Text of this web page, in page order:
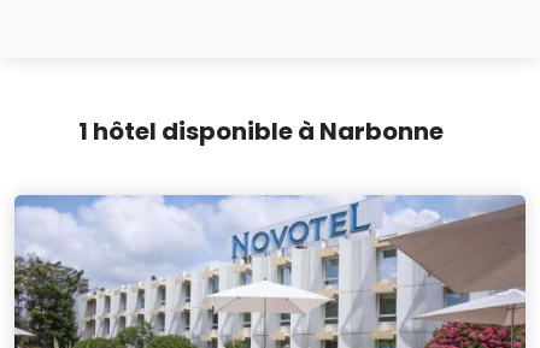
1 hôtel disponible à Narbonne